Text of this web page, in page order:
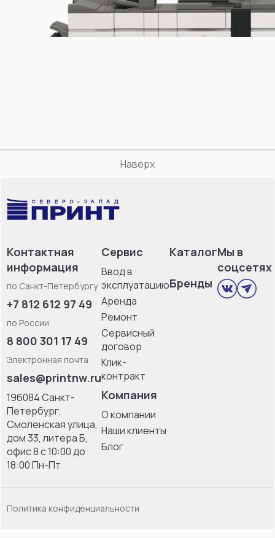
Наверх
Контактная
информация
по Санкт-Петербургу
+7 812 612 97 49
по России
8 800 301 17 49
Электронная почта
sales@printnw.ru
196084 Санкт-
Петербург,
Смоленская улица,
дом 33, литерa Б,
офис 8 с 10:00 до
18:00 Пн-Пт
Сервис
Ввод в
эксплуатацию
Аренда
Ремонт
Сервисный
договор
Клик-
контракт
Компания
О компании
Наши клиенты
Блог
Каталог
Бренды
Мы в
соцсетях
Политика конфиденциальности